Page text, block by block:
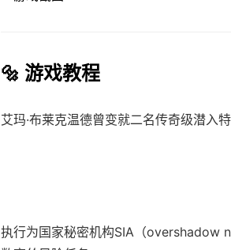
🔩 游戏教程
艾玛·布莱克温德曾变就二名传奇级潜入特
执行为国家秘密机构SIA（overshadow